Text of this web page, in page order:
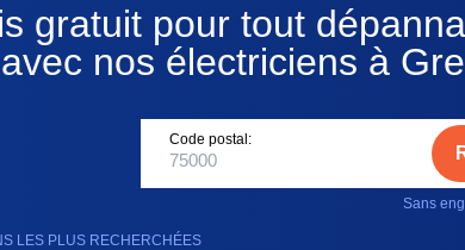
gratuit pour tout
nos électriciens à
Code postal:
Sans
LES PLUS RECHERCHÉES